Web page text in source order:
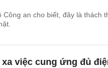
an cho biết, đây là thách
việc cung ứng đủ